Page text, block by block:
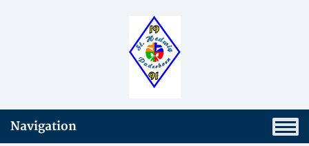
Navigation